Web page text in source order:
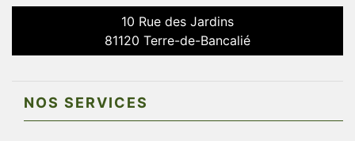
10 Rue des Jardins
81120 Terre-de-Bancalié
NOS SERVICES